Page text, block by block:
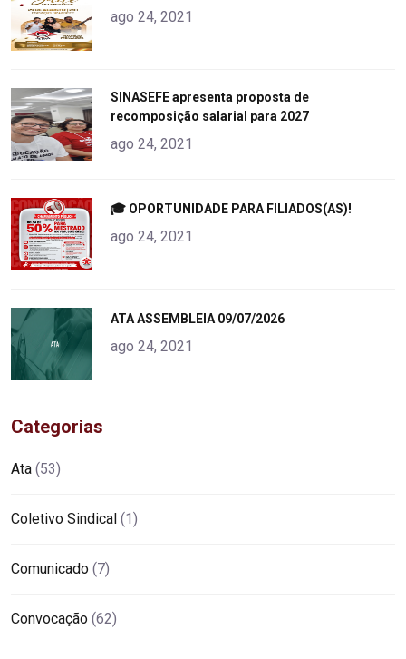
alt="product">
ago 24, 2021
alt="product">
SINASEFE apresenta proposta de
recomposição salarial para 2027
ago 24, 2021
alt="product">
🎓 OPORTUNIDADE PARA FILIADOS(AS)!
ago 24, 2021
alt="product">
ATA ASSEMBLEIA 09/07/2026
ago 24, 2021
Categorias
Ata (53)
Coletivo Sindical (1)
Comunicado (7)
Convocação (62)